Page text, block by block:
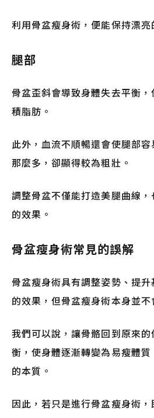
利用骨盆瘦身術，便能保持漂亮
腿部
骨盆歪斜會導致身體失去平衡
積脂肪。
此外，血流不順暢還會使腿部
那麼多，卻顯得較為粗壯。
調整骨盆不僅能打造美腿曲線
的效果。
骨盆瘦身術常見的誤解
骨盆瘦身術具有調整姿勢、提
的效果，但骨盆瘦身術本身並不
我們可以說，讓骨骼回到原來
衡，使身體逐漸轉變為易瘦體
的本質。
因此，若只是進行骨盆瘦身術